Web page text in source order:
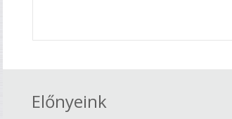
Előnyeink